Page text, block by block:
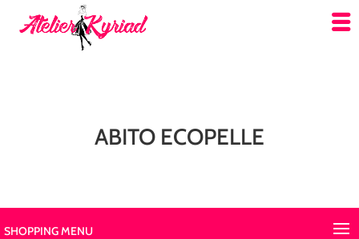
ABITO ECOPELLE
SHOPPING MENU